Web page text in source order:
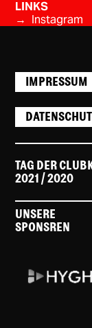
LINKS
→ Instagram
IMPRESSUM
TAG DER
2021 /2020
UNSERE
SPONSREN